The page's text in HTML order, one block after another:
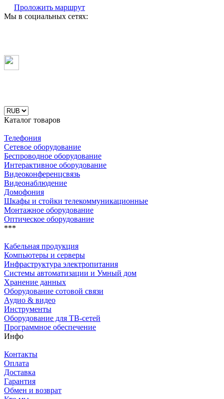
Проложить маршрут
Мы в социальных сетях:
Каталог товаров
Телефония
Сетевое оборудование
Беспроводное оборудование
Интерактивное оборудование
Видеоконференцсвязь
Видеонаблюдение
Домофония
Шкафы и стойки телекоммуникационные
Монтажное оборудование
Оптическое оборудование
***
Кабельная продукция
Компьютеры и серверы
Инфраструктура электропитания
Системы автоматизации и Умный дом
Хранение данных
Оборудование сотовой связи
Аудио & видео
Инструменты
Оборудование для ТВ-сетей
Программное обеспечение
Инфо
Контакты
Оплата
Доставка
Гарантия
Обмен и возврат